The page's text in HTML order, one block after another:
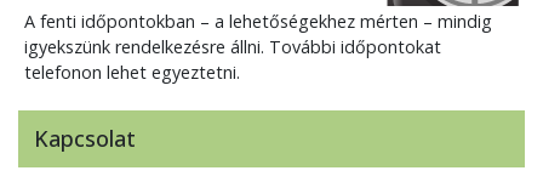
A fenti időpontokban – a lehetőségekhez mérten – mindig
igyekszünk rendelkezésre állni. További időpontokat
telefonon lehet egyeztetni.
Kapcsolat